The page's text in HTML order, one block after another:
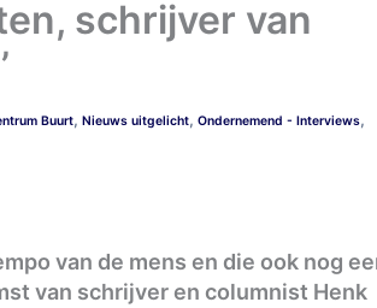
schrijver van
Buurt, Nieuws uitgelicht, Ondernemend - Interviews,
van de mens en die ook nog
van schrijver en columnist Henk